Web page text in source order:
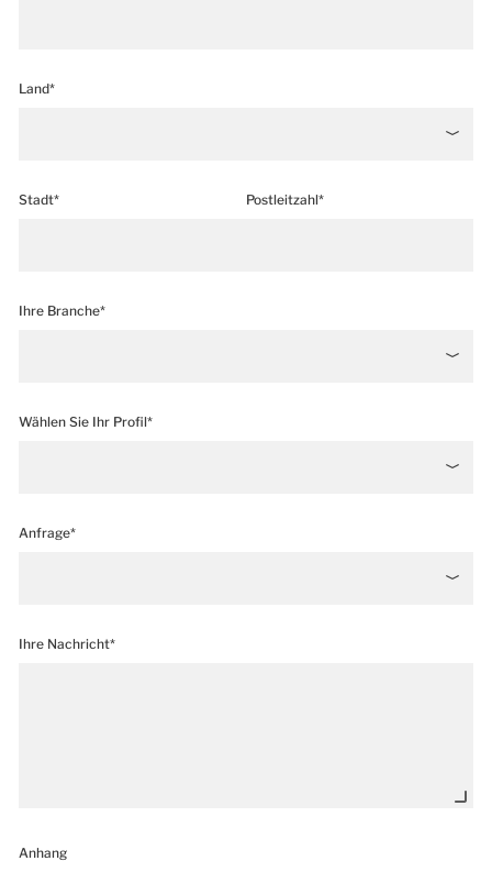
Land*
Stadt* Postleitzahl*
Ihre Branche*
Wählen Sie Ihr Profil*
Anfrage*
Ihre Nachricht*
Anhang